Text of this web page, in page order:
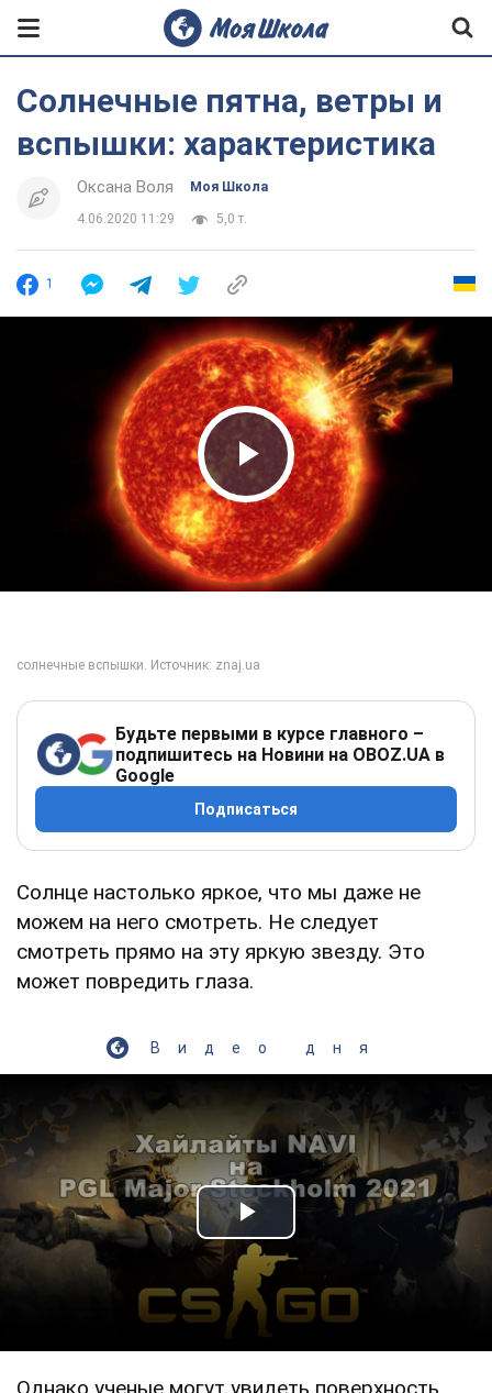
Солнечные пятна, ветры и
вспышки: характеристика
Оксана Воля Моя Школа
4.06.2020 11:29 5,0 т.
1
Play Video
Будьте первыми в курсе главного –
подпишитесь на Новини на OBOZ.UA в
Google
Подписаться
Солнце настолько яркое, что мы даже не
можем на него смотреть. Не следует
смотреть прямо на эту яркую звезду. Это
может повредить глаза.
Видео дня
Play Video
Однако ученые могут увидеть поверхность